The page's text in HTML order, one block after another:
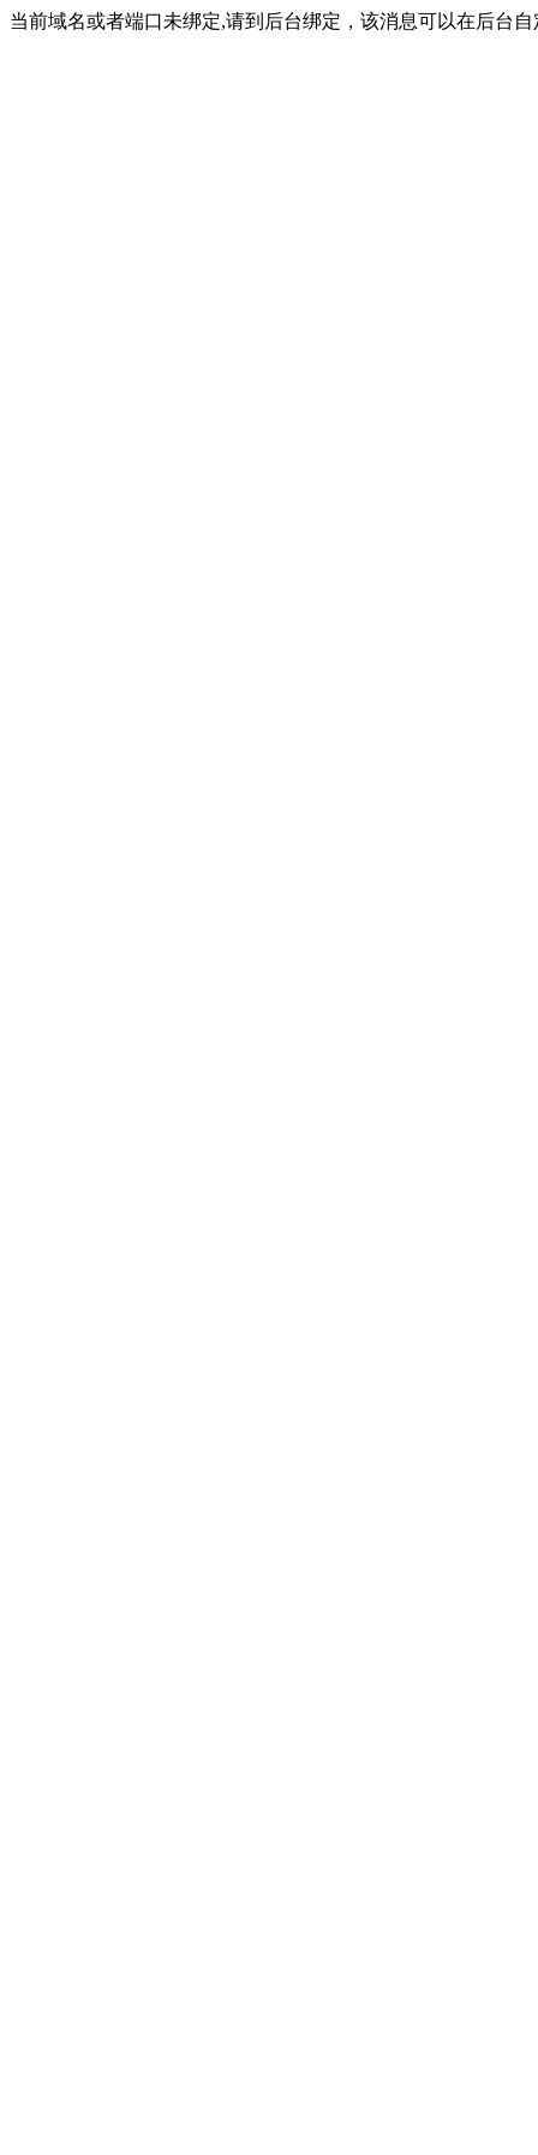
当前域名或者端口未绑定,请到后台绑定，该消息可以在后台自